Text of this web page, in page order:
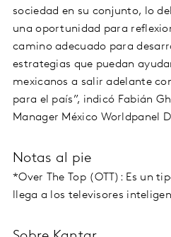
sociedad en su conjunto, lo
una oportunidad para
camino adecuado para
estrategias que puedan
mexicanos a salir adelante
para el país”, indicó Fabián
Manager México Worldpanel
Notas al pie
*Over The Top (OTT): Es un
llega a los televisores